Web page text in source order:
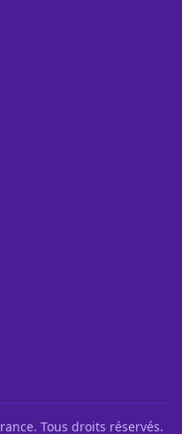
Tous droits réservés.